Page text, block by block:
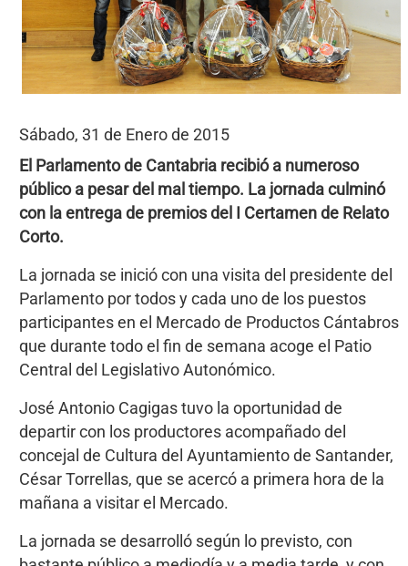
Sábado, 31 de Enero de 2015
El Parlamento de Cantabria recibió a numeroso
público a pesar del mal tiempo. La jornada culminó
con la entrega de premios del I Certamen de Relato
Corto.
La jornada se inició con una visita del presidente del
Parlamento por todos y cada uno de los puestos
participantes en el Mercado de Productos Cántabros
que durante todo el fin de semana acoge el Patio
Central del Legislativo Autonómico.
José Antonio Cagigas tuvo la oportunidad de
departir con los productores acompañado del
concejal de Cultura del Ayuntamiento de Santander,
César Torrellas, que se acercó a primera hora de la
mañana a visitar el Mercado.
La jornada se desarrolló según lo previsto, con